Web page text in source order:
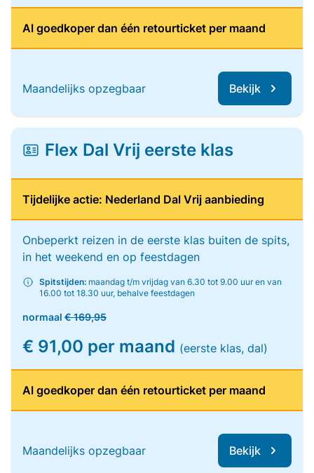
Al goedkoper dan één retourticket per maand
Maandelijks opzegbaar Bekijk
Flex Dal Vrij eerste klas
Tijdelijke actie: Nederland Dal Vrij aanbieding
Onbeperkt reizen in de eerste klas buiten de spits,
in het weekend en op feestdagen
Spitstijden: maandag t/m vrijdag van 6.30 tot 9.00 uur en van
16.00 tot 18.30 uur, behalve feestdagen
normaal € 169,95
€ 91,00 per maand (eerste klas, dal)
Al goedkoper dan één retourticket per maand
Maandelijks opzegbaar Bekijk